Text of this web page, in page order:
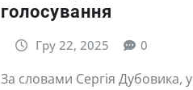
голосування
Гру 22, 2025 0
За словами Сергія Дубовика, у